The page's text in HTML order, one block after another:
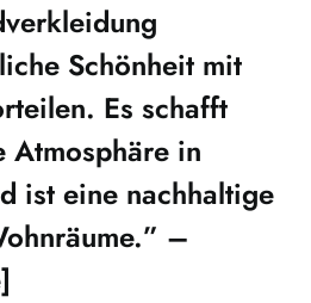
Schönheit mit
Es schafft
Atmosphäre in
ist eine nachhaltige
–